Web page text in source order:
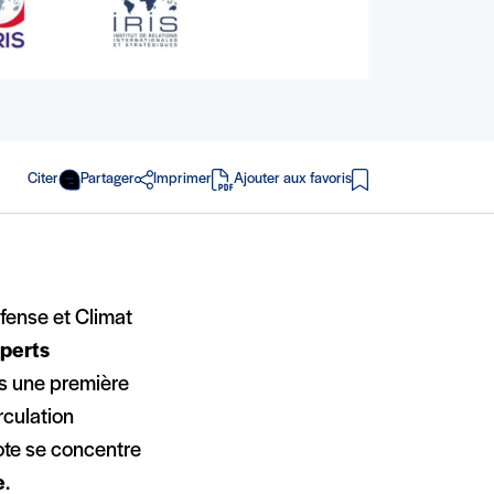
Citer Partager Imprimer
en PDF
Ajouter aux favoris
et Climat
une première
se concentre
.